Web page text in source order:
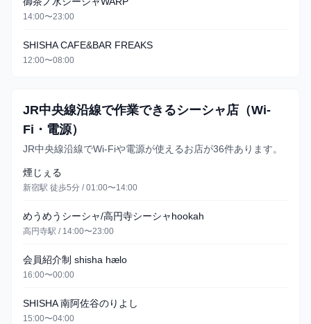
14:00〜23:00
SHISHA CAFE&BAR FREAKS
12:00〜08:00
JR中央線沿線で作業できるシーシャ店（Wi-
Fi・電源）
JR中央線沿線でWi-Fiや電源が使えるお店が36件あります。
煙じぇる
新宿駅 徒歩5分 / 01:00〜14:00
めうめうシーシャ/高円寺シーシャhookah
高円寺駅 / 14:00〜23:00
会員紹介制 shisha hælo
16:00〜00:00
SHISHA 南阿佐谷のりよし
15:00〜04:00